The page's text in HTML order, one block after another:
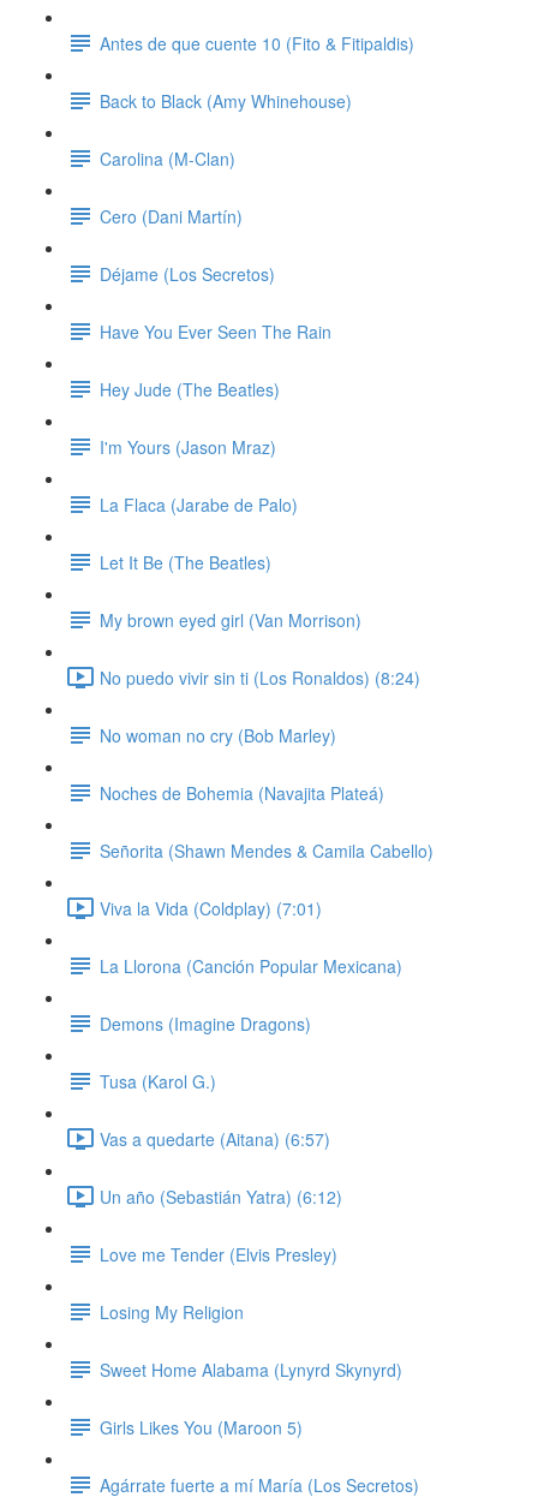
Antes de que cuente 10 (Fito & Fitipaldis)
Back to Black (Amy Whinehouse)
Carolina (M-Clan)
Cero (Dani Martín)
Déjame (Los Secretos)
Have You Ever Seen The Rain
Hey Jude (The Beatles)
I'm Yours (Jason Mraz)
La Flaca (Jarabe de Palo)
Let It Be (The Beatles)
My brown eyed girl (Van Morrison)
No puedo vivir sin ti (Los Ronaldos) (8:24)
No woman no cry (Bob Marley)
Noches de Bohemia (Navajita Plateá)
Señorita (Shawn Mendes & Camila Cabello)
Viva la Vida (Coldplay) (7:01)
La Llorona (Canción Popular Mexicana)
Demons (Imagine Dragons)
Tusa (Karol G.)
Vas a quedarte (Aitana) (6:57)
Un año (Sebastián Yatra) (6:12)
Love me Tender (Elvis Presley)
Losing My Religion
Sweet Home Alabama (Lynyrd Skynyrd)
Girls Likes You (Maroon 5)
Agárrate fuerte a mí María (Los Secretos)